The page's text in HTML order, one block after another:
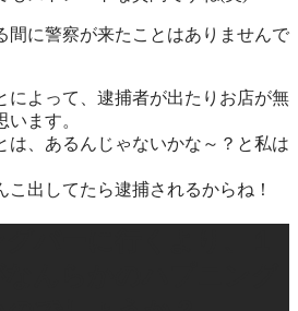
に警察が来たことはありませんで
によって、逮捕者が出たりお店が無
ます。
は、あるんじゃないかな～？と私は
こ 出してたら逮捕されるからね！